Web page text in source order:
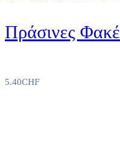
Πράσινες
5.40CHF